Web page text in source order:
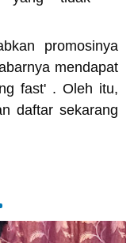
promosinya
mendapat
fast' . Oleh itu,
daftar sekarang